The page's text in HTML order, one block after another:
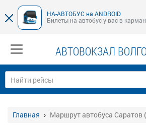
НА-АВТОБУС на ANDROID
Билеты на автобус у вас в
АВТОВОКЗАЛ
Главная Маршрут автобуса Саратов